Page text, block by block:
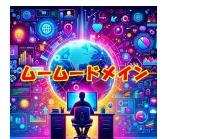
う！
about
簡
単！
ム
ー
ム
ー
ド
メ
イ
ン